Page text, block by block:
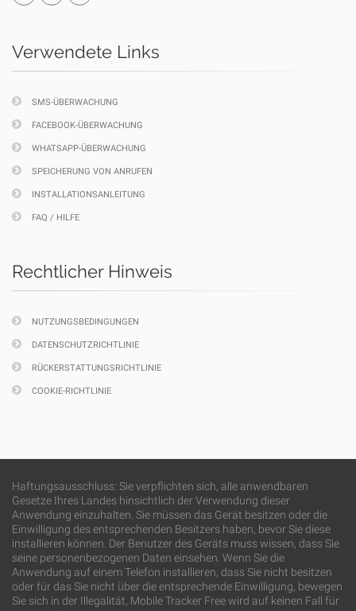
Verwendete Links
SMS-ÜBERWACHUNG
FACEBOOK-ÜBERWACHUNG
WHATSAPP-ÜBERWACHUNG
SPEICHERUNG VON ANRUFEN
INSTALLATIONSANLEITUNG
FAQ / HILFE
Rechtlicher Hinweis
NUTZUNGSBEDINGUNGEN
DATENSCHUTZRICHTLINIE
RÜCKERSTATTUNGSRICHTLINIE
COOKIE-RICHTLINIE
Haftungsausschluss: Sie verpflichten sich, alle anwendbaren
Gesetze Ihres Landes hinsichtlich der Verwendung dieser
Anwendung einzuhalten. Sie müssen das Gerät besitzen oder die
Einwilligung des entsprechenden Besitzers haben, bevor Sie diese
installieren können. Der Benutzer des Geräts muss wissen, dass Sie
seine personenbezogenen Daten einsehen. Wenn Sie die
Anwendung auf einem Telefon installieren, dass Sie nicht besitzen
oder für das Sie nicht über die entsprechende Einwilligung, bewegen
Sie sich in der Illegalität, Mobile Tracker Free wird auf keinen Fall für